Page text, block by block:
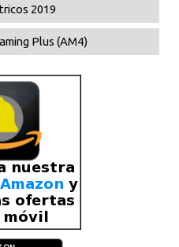
2019
Plus (AM4)